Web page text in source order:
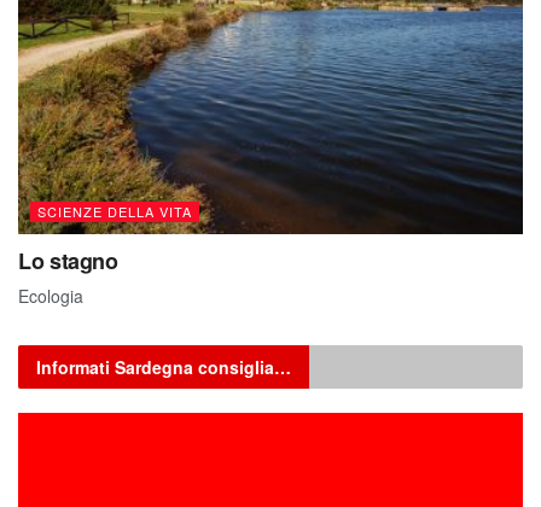
SCIENZE DELLA VITA
Lo stagno
Ecologia
Informati Sardegna consiglia…